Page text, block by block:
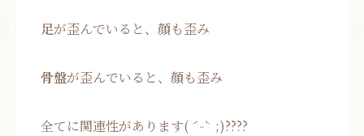
足が歪んでいると、 顔も歪み
骨盤が歪んでいると、 顔も歪み
全てに関連性があります( ˊᵕˋ ;)????